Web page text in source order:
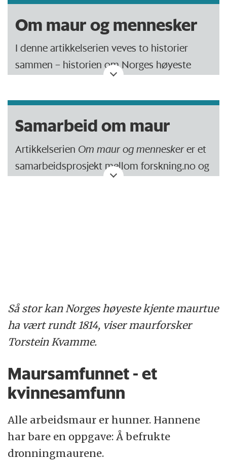
Om maur og mennesker
I denne artikkelserien veves to historier
sammen – historien om Norges høyeste
1814.
Hva skiller oss, og hva forener oss?
Del 1:
1814 – En maurodyssé
Del 5:
1910: Mauren – en sosialist?
Del 6:
1940: Krig
Del 7:
2000: Nettsamfunn og supersamfunn
Samarbeid om maur
Artikkelserien Om maur og menneskerer et
samarbeidsprosjekt mellom forskning.no og
Så stor kan Norges høyeste kjente maurtue
ha vært rundt 1814, viser maurforsker
Torstein Kvamme.
Maursamfunnet - et
kvinnesamfunn
Alle arbeidsmaur er hunner. Hannene
har bare en oppgave: Å befrukte
dronningmaurene.